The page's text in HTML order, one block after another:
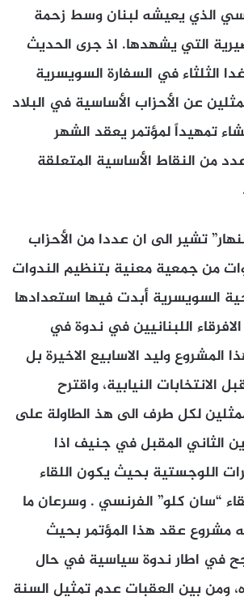
الذي يعيشه لبنان وسط زحمة
التي يشهدها. اذ جرى الحديث
الثلثاء في السفارة السويسرية
عن الأحزاب الأساسية في البلاد
تمهيداً لمؤتمر يعقد الشهر
من النقاط الأساسية المتعلقة
تشير الى ان عددا من الأحزاب
من جمعية معنية بتنظيم الندوات
السويسرية أبدت فيها استعدادها
اللبنانيين في ندوة في
وليد الاسابيع الاخيرة بل
الانتخابات النيابية، واقترح
لكل طرف الى هذ الطاولة على
الثاني المقبل في جنيف اذا
اللوجستية بحيث يكون اللقاء
“سان كلو” الفرنسي . وسرعان ما
مشروع عقد هذا المؤتمر بحيث
في اطار ندوة سياسية في حال
ومن بين العقبات عدم تمثيل السنة